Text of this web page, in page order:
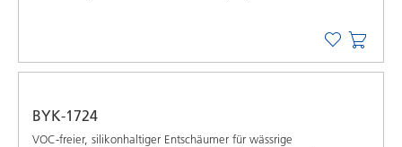
BYK-1724
VOC-freier, silikonhaltiger Entschäumer für wässrige